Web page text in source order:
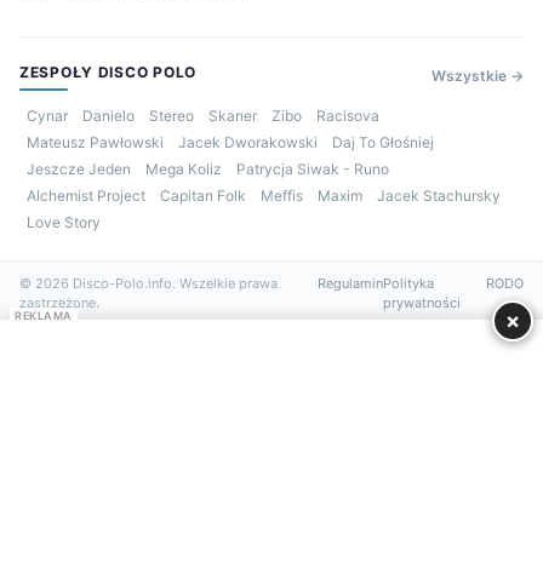
ZESPOŁY DISCO POLO Wszystkie →
Cynar Danielo Stereo Skaner Zibo
Racisova
Mateusz Pawłowski
Jacek Dworakowski
Daj To Głośniej
Jeszcze Jeden
Mega Koliz
Patrycja Siwak - Runo
Alchemist Project
Capitan Folk Meffis Maxim
Jacek Stachursky
Love Story
© 2026 Disco-Polo.info. Wszelkie prawa
zastrzeżone.
RegulaminPolityka
prywatności
RODO
REKLAMA ×